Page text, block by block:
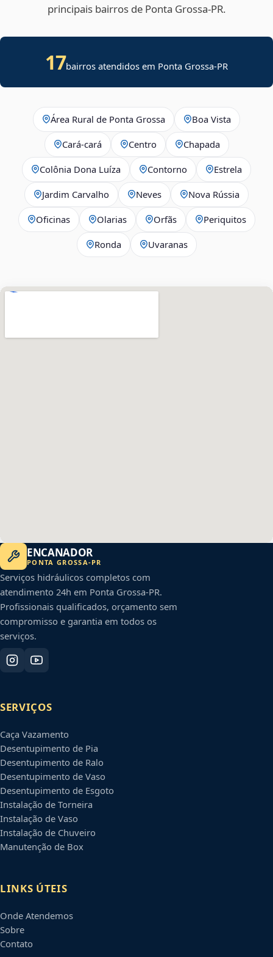
principais bairros de Ponta Grossa‑PR.
17bairros atendidos em Ponta Grossa-PR
Área Rural de Ponta Grossa Boa Vista
Cará-cará Centro Chapada
Colônia Dona Luíza Contorno Estrela
Jardim Carvalho Neves Nova Rússia
Oficinas Olarias Orfãs Periquitos
Ronda Uvaranas
ENCANADOR
PONTA GROSSA-PR
Serviços hidráulicos completos com
atendimento 24h em Ponta Grossa-PR.
Profissionais qualificados, orçamento sem
compromisso e garantia em todos os
serviços.
SERVIÇOS
Caça Vazamento
Desentupimento de Pia
Desentupimento de Ralo
Desentupimento de Vaso
Desentupimento de Esgoto
Instalação de Torneira
Instalação de Vaso
Instalação de Chuveiro
Manutenção de Box
LINKS ÚTEIS
Onde Atendemos
Sobre
Contato